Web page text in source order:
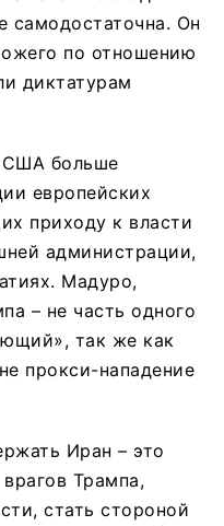
самодостаточна. Он
по отношению
диктатурам
США больше
европейских
приходу к власти
администрации,
Мадуро,
– не часть одного
так же как
прокси-нападение
Иран – это
Трампа,
стать стороной